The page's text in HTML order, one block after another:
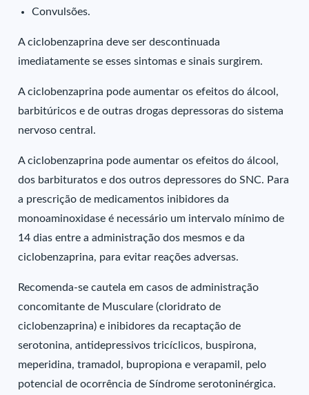
Convulsões.
A ciclobenzaprina deve ser descontinuada
imediatamente se esses sintomas e sinais surgirem.
A ciclobenzaprina pode aumentar os efeitos do álcool,
barbitúricos e de outras drogas depressoras do sistema
nervoso central.
A ciclobenzaprina pode aumentar os efeitos do álcool,
dos barbituratos e dos outros depressores do SNC. Para
a prescrição de medicamentos inibidores da
monoaminoxidase é necessário um intervalo mínimo de
14 dias entre a administração dos mesmos e da
ciclobenzaprina, para evitar reações adversas.
Recomenda-se cautela em casos de administração
concomitante de Musculare (cloridrato de
ciclobenzaprina) e inibidores da recaptação de
serotonina, antidepressivos tricíclicos, buspirona,
meperidina, tramadol, bupropiona e verapamil, pelo
potencial de ocorrência de Síndrome serotoninérgica.